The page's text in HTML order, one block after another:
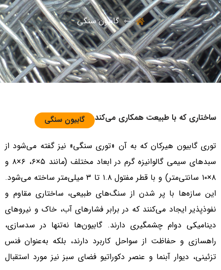
گابیون سنگی
ساختاری که با طبیعت همکاری می‌کند گابیون سنگی
توری گابیون هیرکان که به آن «توری سنگی» نیز گفته می‌شود از
سبدهای سیمی گالوانیزه گرم در ابعاد مختلف (مانند ۵×۶، ۶×۸ و
۸×۱۰ سانتی‌متر) و با قطر مفتول ۱.۸ تا ۳ میلی‌متر ساخته می‌شود.
این سازه‌ها با پر شدن از سنگ‌های طبیعی، ساختاری مقاوم و
نفوذپذیر ایجاد می‌کنند که در برابر فشارهای آب، خاک و نیروهای
دینامیکی دوام چشمگیری دارند. گابیون‌ها نه‌تنها در سدسازی،
راهسازی و حفاظت از سواحل کاربرد دارند، بلکه به‌عنوان فنس
تزئینی، دیوار آبنما و عنصر دکوراتیو فضای سبز نیز مورد استقبال